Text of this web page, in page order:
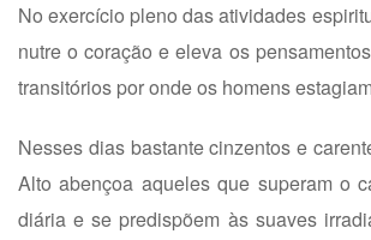
No exercício pleno das atividades
nutre o coração e eleva os
transitórios por onde os homens
Nesses dias bastante cinzentos e
Alto abençoa aqueles que superam o
diária e se predispõem às suaves